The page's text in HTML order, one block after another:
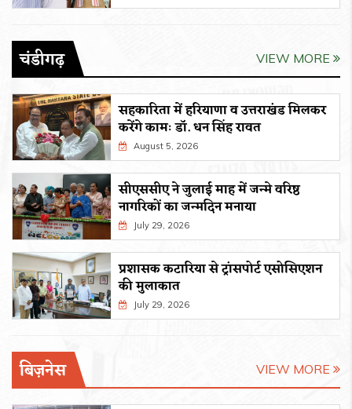
चंडीगढ़ VIEW MORE
सहकारिता में हरियाणा व उत्तराखंड मिलकर
करेंगे कामः डाॅ. धन सिंह रावत
August 5, 2026
सीएससीए ने जुलाई माह में जन्मे वरिष्ठ
नागरिकों का जन्मदिन मनाया
July 29, 2026
प्रशासक कटारिया से ट्रांसपोर्ट एसोसिएशन
की मुलाकात
July 29, 2026
बिज़नेस VIEW MORE